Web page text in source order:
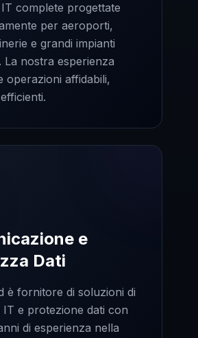
complete progettate
per aeroporti,
e grandi impianti
La nostra esperienza
operazioni affidabili,
e
Dati
è fornitore di soluzioni di
IT e protezione dati con
di esperienza nella